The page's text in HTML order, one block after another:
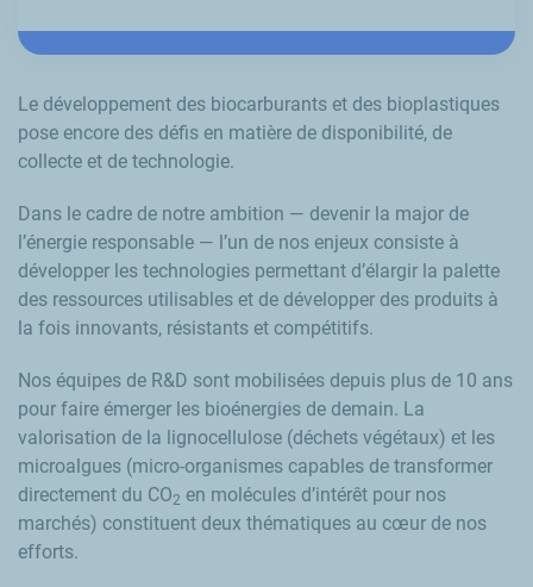
Le développement des biocarburants et des bioplastiques
pose encore des défis en matière de disponibilité, de
collecte et de technologie.
Dans le cadre de notre ambition — devenir la major de
l’énergie responsable — l’un de nos enjeux consiste à
développer les technologies permettant d’élargir la palette
des ressources utilisables et de développer des produits à
la fois innovants, résistants et compétitifs.
Nos équipes de R&D sont mobilisées depuis plus de 10 ans
pour faire émerger les bioénergies de demain. La
valorisation de la lignocellulose (déchets végétaux) et les
microalgues (micro-organismes capables de transformer
directement du CO2 en molécules d’intérêt pour nos
marchés) constituent deux thématiques au cœur de nos
efforts.